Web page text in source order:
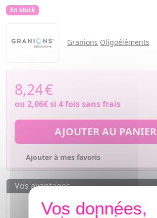
En stock
Granions Oligoéléments
8,24€
ou 2,06€si 4 fois sans frais
AJOUTER AU PANIER
Ajouter à mes favoris
Vos avantages
Des prix
IMBATTABLES